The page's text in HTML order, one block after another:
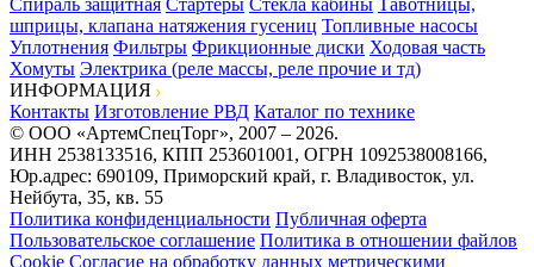
Спираль защитная Стартеры Стекла кабины Тавотницы,
шприцы, клапана натяжения гусениц Топливные насосы
Уплотнения Фильтры Фрикционные диски Ходовая часть
Хомуты Электрика (реле массы, реле прочие и тд)
ИНФОРМАЦИЯ
Контакты Изготовление РВД Каталог по технике
© ООО «АртемСпецТорг», 2007 – 2026.
ИНН 2538133516, КПП 253601001, ОГРН 1092538008166,
Юр.адрес: 690109, Приморский край, г. Владивосток, ул.
Нейбута, 35, кв. 55
Политика конфиденциальности Публичная оферта
Пользовательское соглашение Политика в отношении файлов
Cookie Согласие на обработку данных метрическими